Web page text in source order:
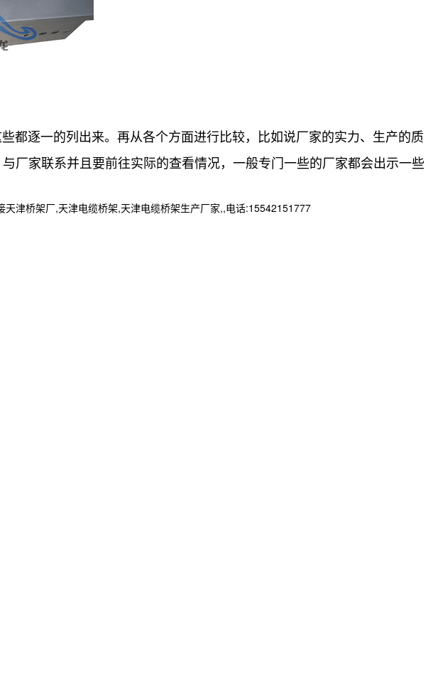
都逐一的列出来。再从各个方面进行比较，比如说厂家的实力、生产的质
厂家联系并且要前往实际的查看情况，一般专门一些的厂家都会出示一些
津桥架厂,天津电缆桥架,天津电缆桥架生产厂家,,电话:15542151777